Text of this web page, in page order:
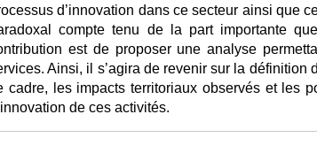
d’innovation dans ce secteur ainsi que
compte tenu de la part importante
est de proposer une analyse
Ainsi, il s’agira de revenir sur la définition
cadre, les impacts territoriaux observés et les
de ces activités.